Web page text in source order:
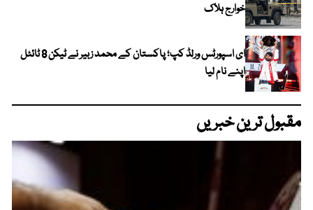
خوارج ہلاک
ای اسپورٹس ورلڈ کپ؛ پاکستان کے محمد زبیر نے ٹیکن 8 ٹائٹل
اپنے نام لیا
مقبول ترین خبریں